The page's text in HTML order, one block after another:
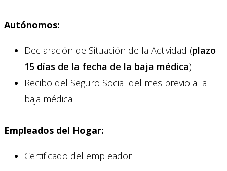
Autónomos:
Declaración de Situación de la Actividad (plazo
15 días de la fecha de la baja médica)
Recibo del Seguro Social del mes previo a la
baja médica
Empleados del Hogar:
Certificado del empleador